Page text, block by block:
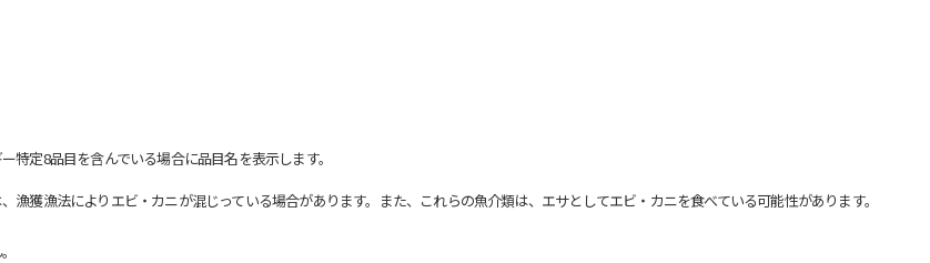
定8品目を含んでいる場合に品目名を表示します。
獲漁法によりエビ・カニが混じっている場合があります。また、これらの魚介類は、エサとしてエビ・カニを食べている可能性があります。